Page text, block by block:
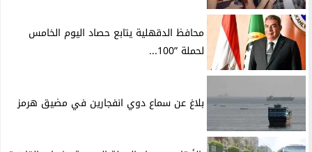
محافظ الدقهلية يتابع حصاد اليوم الخامس
لحملة ”100...
بلاغ عن سماع دوي انفجارين في مضيق هرمز